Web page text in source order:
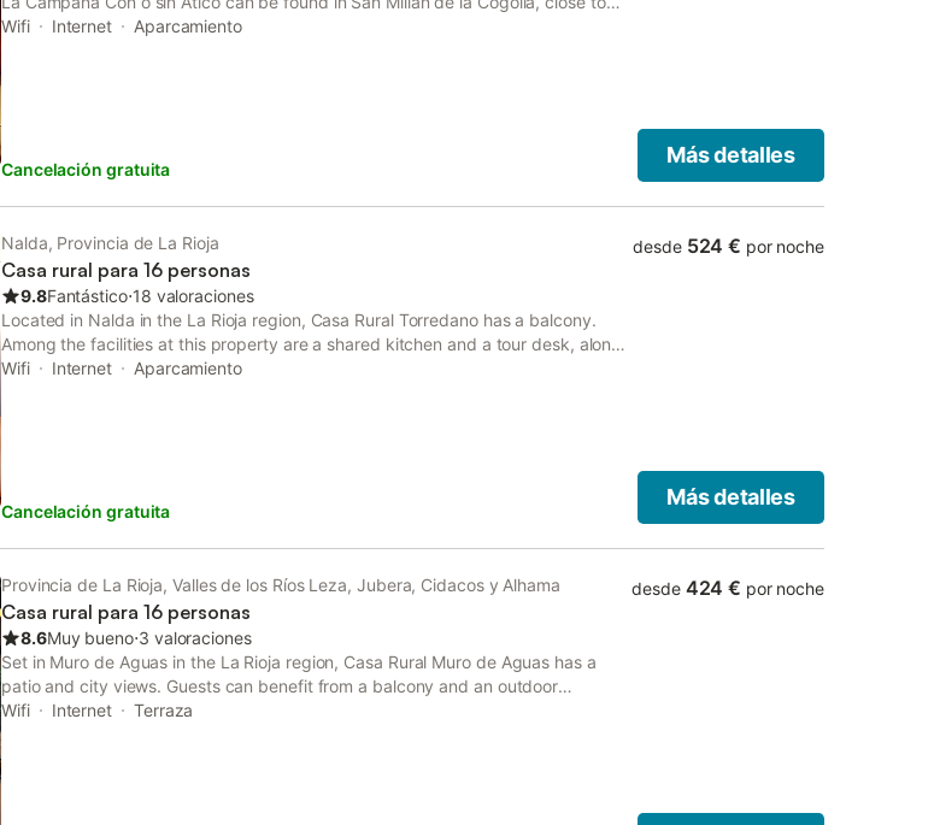
Suso & Yuso monasteries and 13 km from Rioja Alta.
Wifi Internet Aparcamiento
Cancelación gratuita
Más detalles
Nalda, Provincia de La Rioja
Casa rural para 16 personas
9.8Fantástico⋅18 valoraciones
Located in Nalda in the La Rioja region, Casa Rural Torredano has a balcony.
Among the facilities at this property are a shared kitchen and a tour desk, along
with free WiFi throughout the property.
Wifi Internet Aparcamiento
Cancelación gratuita
desde 524 € por noche
Más detalles
Provincia de La Rioja, Valles de los Ríos Leza, Jubera, Cidacos y Alhama
Casa rural para 16 personas
8.6Muy bueno⋅3 valoraciones
Set in Muro de Aguas in the La Rioja region, Casa Rural Muro de Aguas has a
patio and city views. Guests can benefit from a balcony and an outdoor
fireplace. In addition to free WiFi, the property also offers a sun terrace as well
Wifi Internet Terraza
desde 424 € por noche